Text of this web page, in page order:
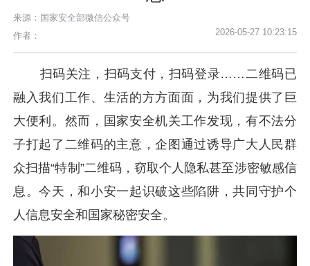
来源：国家安全部微信公众号
作者：
2026-05-27 10:23:15
扫码关注，扫码支付，扫码登录……二维码已
融入我们工作、生活的方方面面，为我们提供了巨
大便利。然而，国家安全机关工作发现，有不法分
子打起了二维码的主意，企图通过诱导广大人民群
众扫描“特制”二维码，窃取个人隐私甚至涉密敏感信
息。今天，和小安一起识破这些陷阱，共同守护个
人信息安全和国家秘密安全。